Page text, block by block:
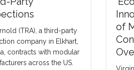
Innovation:’ 50+ Years
of Modular
Construction
Oversight in Virginia